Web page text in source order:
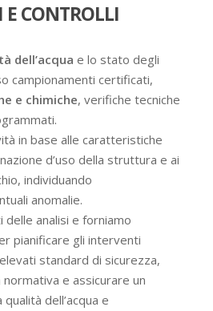
CONTROLLI
dell’acqua e lo stato degli
campionamenti certificati,
e chimiche, verifiche tecniche
in base alle caratteristiche
d’uso della struttura e ai
individuando
anomalie.
analisi e forniamo
pianificare gli interventi
standard di sicurezza,
e assicurare un
dell’acqua e